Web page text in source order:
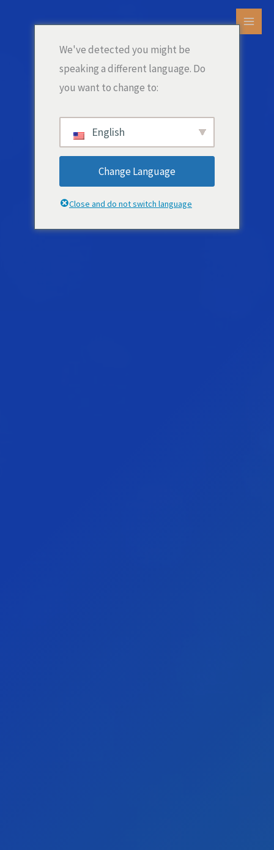
We've detected you might be
speaking a different language. Do
you want to change to:
English
Change Language
Close and do not switch language